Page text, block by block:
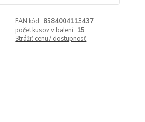
EAN kód: 8584004113437
počet kusov v balení: 15
Strážiť cenu / dostupnosť